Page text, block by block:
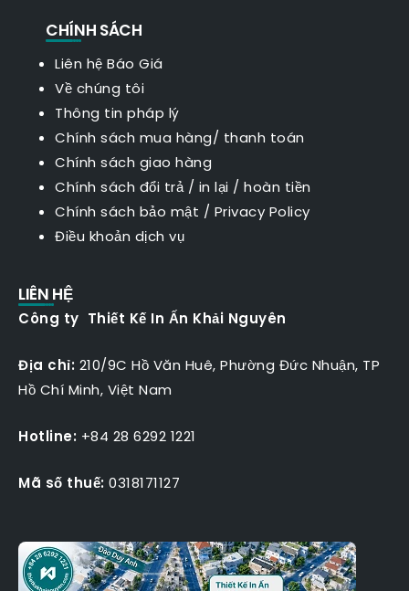
CHÍNH SÁCH
Liên hệ Báo Giá
Về chúng tôi
Thông tin pháp lý
Chính sách mua hàng/ thanh toán
Chính sách giao hàng
Chính sách đổi trả / in lại / hoàn tiền
Chính sách bảo mật / Privacy Policy
Điều khoản dịch vụ
LIÊN HỆ
Công ty Thiết Kế In Ấn Khải Nguyên
Địa chỉ: 210/9C Hồ Văn Huê, Phường Đức Nhuận, TP
Hồ Chí Minh, Việt Nam
Hotline: +84 28 6292 1221
Mã số thuế: 0318171127